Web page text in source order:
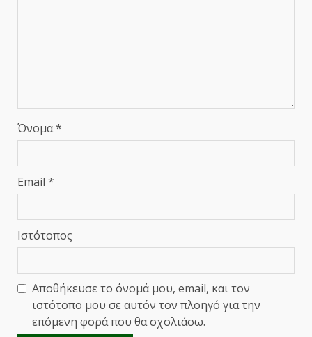
Όνομα*
Email *
Ιστότοπος
Αποθήκευσε το όνομά μου, email, και τον
ιστότοπο μου σε αυτόν τον πλοηγό για την
επόμενη φορά που θα σχολιάσω.